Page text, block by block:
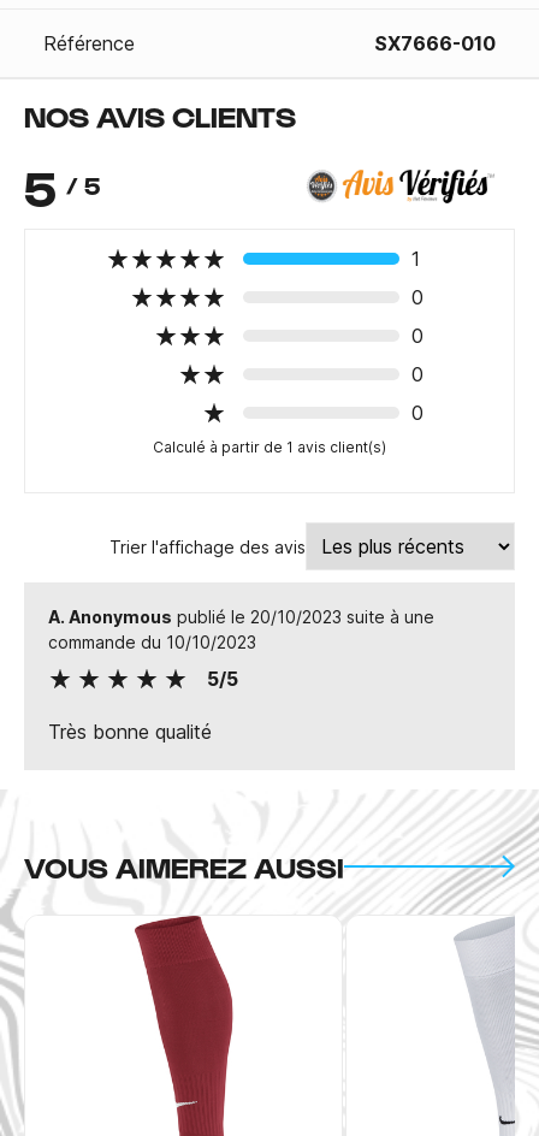
Référence SX7666-010
NOS AVIS CLIENTS
5 / 5
1
0
0
0
0
Calculé à partir de 1 avis client(s)
Trier l'affichage des avis
A. Anonymous publié le 20/10/2023 suite à une
commande du 10/10/2023
5/5
Très bonne qualité
VOUS AIMEREZ AUSSI